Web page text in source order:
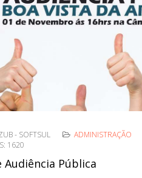
- SOFTSUL ADMINISTRAÇÃO
1620
Audiência Pública